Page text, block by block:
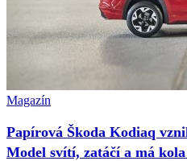
Magazín
Papírová Škoda Kodiaq
Model svítí, zatáčí a má